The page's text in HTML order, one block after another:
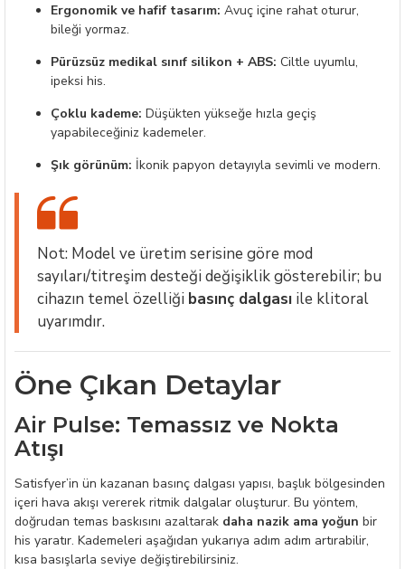
Ergonomik ve hafif tasarım: Avuç içine rahat oturur,
bileği yormaz.
Pürüzsüz medikal sınıf silikon + ABS: Ciltle uyumlu,
ipeksi his.
Çoklu kademe: Düşükten yükseğe hızla geçiş
yapabileceğiniz kademeler.
Şık görünüm: İkonik papyon detayıyla sevimli ve modern.
Not: Model ve üretim serisine göre mod
sayıları/titreşim desteği değişiklik gösterebilir; bu
cihazın temel özelliği basınç dalgası ile klitoral
uyarımdır.
Öne Çıkan Detaylar
Air Pulse: Temassız ve Nokta
Atışı
Satisfyer’in ün kazanan basınç dalgası yapısı, başlık bölgesinden
içeri hava akışı vererek ritmik dalgalar oluşturur. Bu yöntem,
doğrudan temas baskısını azaltarak daha nazik ama yoğun bir
his yaratır. Kademeleri aşağıdan yukarıya adım adım artırabilir,
kısa basışlarla seviye değiştirebilirsiniz.